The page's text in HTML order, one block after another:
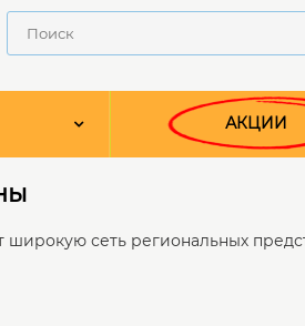
АКЦИИ
сеть региональных